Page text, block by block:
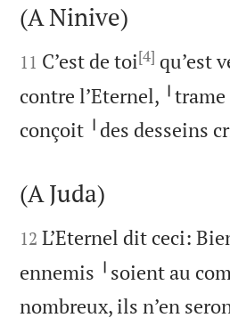

(A Ninive)

11 C’est de toi[4] qu’est
contre l’Eternel,
conçoit ╵des desseins

(A Juda)

12 L’Eternel dit ceci:
ennemis ╵soient au
nombreux, ils n’en